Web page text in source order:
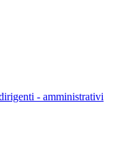
- amministrativi